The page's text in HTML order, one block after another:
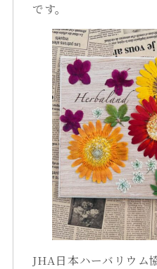
です。
JHA日本ハーバリウム